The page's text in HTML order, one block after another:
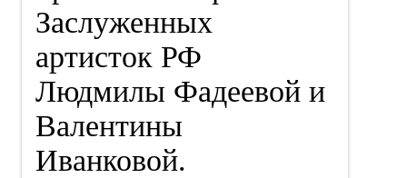
Заслуженных
артисток РФ
Людмилы Фадеевой и
Валентины
Иванковой.